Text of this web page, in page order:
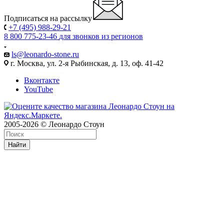
Подписаться на рассылку
+7 (495) 988-29-21
8 800 775-23-46 для звонков из регионов
ls@leonardo-stone.ru
г. Москва, ул. 2-я Рыбинская, д. 13, оф. 41-42
Вконтакте
YouTube
2005-2026 © Леонардо Стоун
Найти